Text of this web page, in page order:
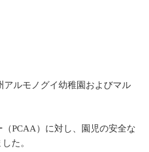
アルモノグイ幼稚園およびマル
PCAA）に対し、園児の安全な
た。